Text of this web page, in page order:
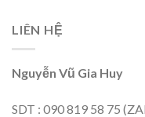
LIÊN HỆ
Nguyễn Vũ Gia Huy
SDT : 090 819 58 75